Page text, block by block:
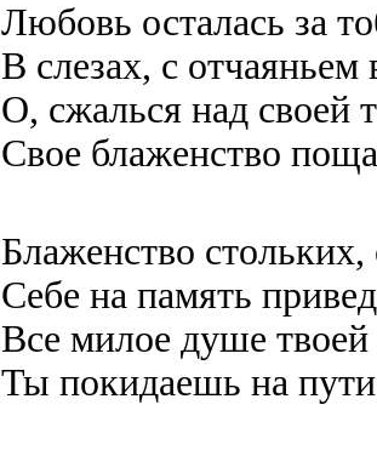
Любовь осталась за
В слезах, с отчаяньем
О, сжалься над своей
Свое блаженство
Блаженство
Себе на память
Все милое душе твоей
Ты покидаешь на